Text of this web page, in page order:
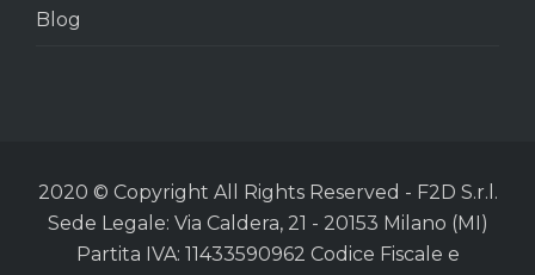
Blog
2020 © Copyright All Rights Reserved - F2D S.r.l.
Sede Legale: Via Caldera, 21 - 20153 Milano (MI)
Partita IVA: 11433590962 Codice Fiscale e